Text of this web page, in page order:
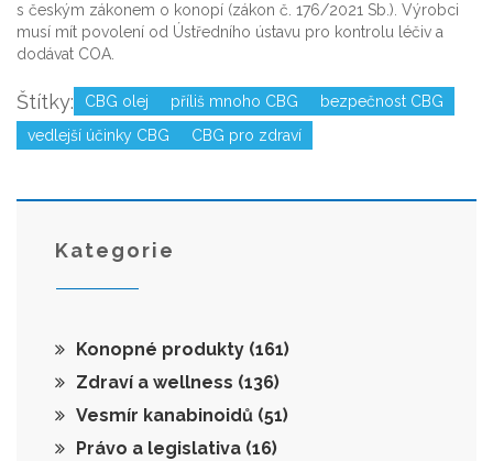
s českým zákonem o konopí (zákon č. 176/2021 Sb.). Výrobci
musí mít povolení od Ústředního ústavu pro kontrolu léčiv a
dodávat COA.
Štítky: CBG olej příliš mnoho CBG
bezpečnost CBG
vedlejší účinky CBG
CBG pro zdraví
Kategorie
Konopné produkty (161)
Zdraví a wellness (136)
Vesmír kanabinoidů (51)
Právo a legislativa (16)